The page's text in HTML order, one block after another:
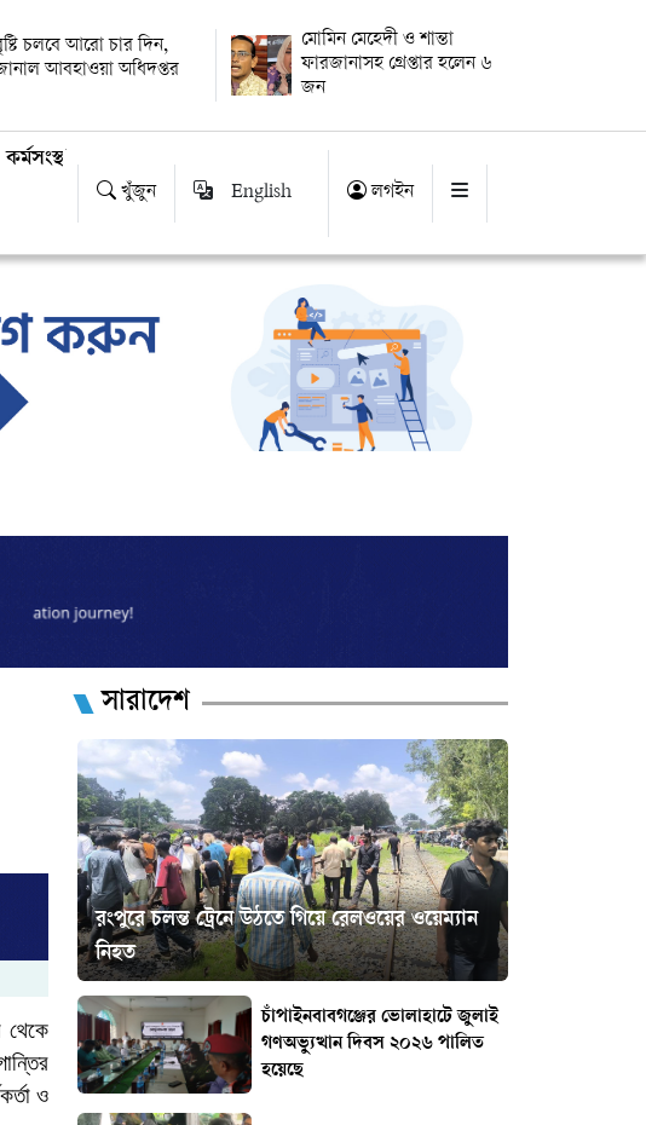
চলবে আরো চার দিন,
আবহাওয়া অধিদপ্তর
মোমিন মেহেদী ও শান্তা
ফারজানাসহ গ্রেপ্তার হলেন ৬
জন
কর্মসংস্থান
খুঁজুন English লগইন
থেকে
ও
সারাদেশ
রংপুরে চলন্ত ট্রেনে উঠতে গিয়ে রেলওয়ের ওয়েম্যান
নিহত
চাঁপাইনবাবগঞ্জের ভোলাহাটে জুলাই
গণঅভ্যুত্থান দিবস ২০২৬ পালিত
হয়েছে